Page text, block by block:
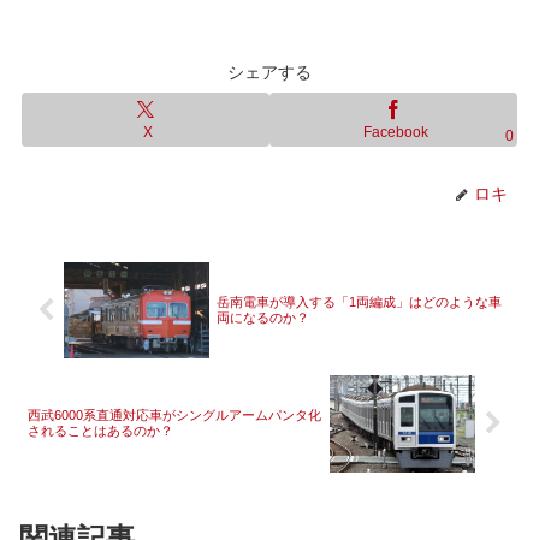
シェアする
X Facebook 0
ロキ
岳南電車が導入する「1両編成」はどのような車
両になるのか？
西武6000系直通対応車がシングルアームパンタ化
されることはあるのか？